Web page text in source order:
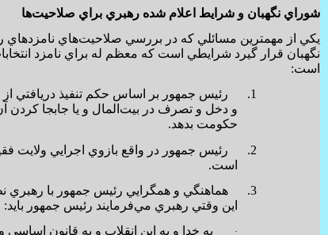
شوراي نگهبان و شرايط اعلام شده رهبري براي صلاحيت‌ها
يكي از مهمترين مسائلي كه در بررسي صلاحيت‌هاي
نگهبان قرار گيرد شرايطي است كه معظم له براي نامزد
است:
1.
رئيس جمهور بر اساس حكم تنفيذ دريافتي
و دخل و تصرف در بيت‌المال و يا جابجا كردن
حكومت بدهد.
2.
رئيس جمهور در واقع بازوي اجرايي ولايت
است.
3.
هماهنگي و همگرايي رئيس جمهور با رهبري
اين وقتي رهبري مي‌فرمايند رئيس جمهور بايد:
· به خدا و به اين انقلاب و به قانون اساسي